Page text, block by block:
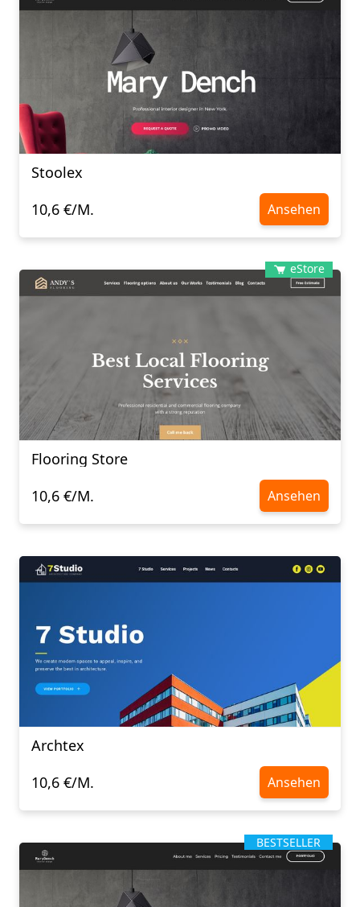
Stoolex
10,6 €/M.
Ansehen
eStore
Flooring Store
10,6 €/M.
Ansehen
Archtex
10,6 €/M.
Ansehen
BESTSELLER